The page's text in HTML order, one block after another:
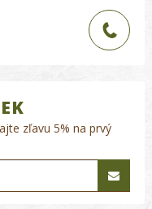
zľavu 5% na prvý